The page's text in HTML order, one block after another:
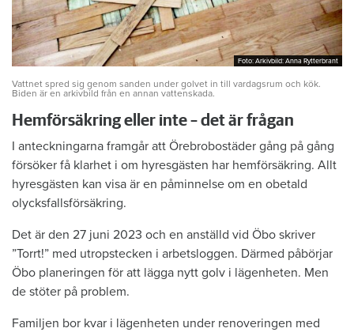
Foto: Arkivbild: Anna Rytterbrant
Foto: Arkivbild: Anna Rytterbrant
Vattnet spred sig genom sanden under golvet in till vardagsrum och kök.
Biden är en arkivbild från en annan vattenskada.
Hemförsäkring eller inte – det är frågan
I anteckningarna framgår att Örebrobostäder gång på gång
försöker få klarhet i om hyresgästen har hemförsäkring. Allt
hyresgästen kan visa är en påminnelse om en obetald
olycksfallsförsäkring.
Det är den 27 juni 2023 och en anställd vid Öbo skriver
”Torrt!” med utropstecken i arbetsloggen. Därmed påbörjar
Öbo planeringen för att lägga nytt golv i lägenheten. Men
de stöter på problem.
Familjen bor kvar i lägenheten under renoveringen med